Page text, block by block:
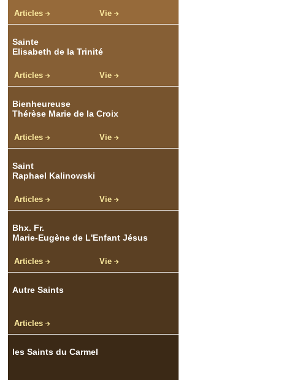
Articles Vie
Sainte
Elisabeth de la Trinité
Articles Vie
Bienheureuse
Thérèse Marie de la Croix
Articles Vie
Saint
Raphael Kalinowski
Articles Vie
Bhx. Fr.
Marie-Eugène de L'Enfant Jésus
Articles Vie
AutreSaints
Articles
les Saints du Carmel